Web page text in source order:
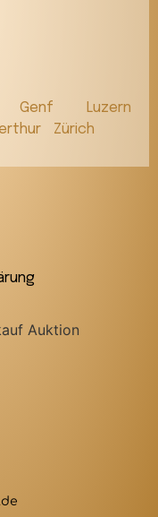
Genf
Luzern
Zürich